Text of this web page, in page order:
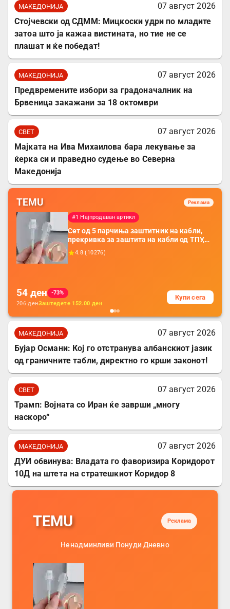
МАКЕДОНИЈА
07 август 2026
Стојчевски од СДММ: Мицкоски удри по младите
затоа што ја кажаа вистината, но тие не се
плашат и ќе победат!
МАКЕДОНИЈА
07 август 2026
Предвремените избори за градоначалник на
Брвеница закажани за 18 октомври
СВЕТ
07 август 2026
Мајката на Ива Михаилова бара лекување за
ќерка си и праведно судење во Северна
Македонија
TEMU Реклама
#1 Најпродаван артикл
Сет од 5 парчиња заштитник на кабли,
прекривка за заштита на кабли од ТПУ,
додатоци за заштита на кабли, без
батерија, за мобилни телефони, комплет
4.8 ( 10276)
54 ден
-73%
206денЗаштедете 152.00 ден
Купи сега
МАКЕДОНИЈА
07 август 2026
Бујар Османи: Кој го отстранува албанскиот јазик
од граничните табли, директно го крши законот!
СВЕТ
07 август 2026
Трамп: Војната со Иран ќе заврши „многу
наскоро“
МАКЕДОНИЈА
07 август 2026
ДУИ обвинува: Владата го фаворизира Коридорот
10Д на штета на стратешкиот Коридор 8
TEMU Реклама
Ненадминливи Понуди Дневно